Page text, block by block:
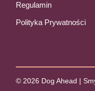
Regulamin
Polityka Prywatności
© 2026 Dog Ahead |